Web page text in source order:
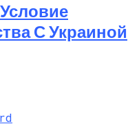
С Украиной